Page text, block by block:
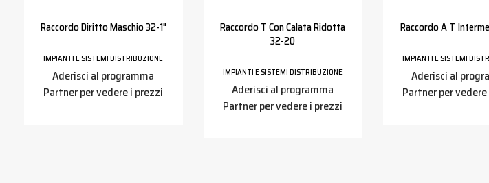
Raccordo Diritto Maschio 32-1"
IMPIANTI E SISTEMI DISTRIBUZIONE
Aderisci al programma
Partner per vedere i prezzi
Raccordo T Con Calata Ridotta
32-20
IMPIANTI E SISTEMI DISTRIBUZIONE
Aderisci al programma
Partner per vedere i prezzi
Raccordo A T
IMPIANTI E SISTEMI
Aderisci al
Partner per